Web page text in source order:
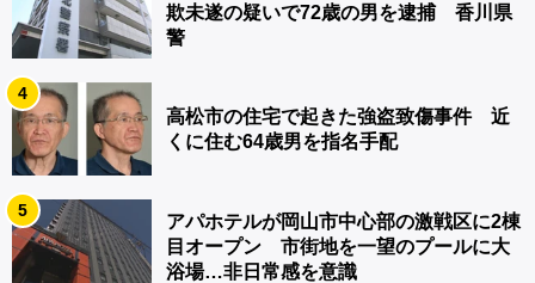
欺未遂の疑いで72歳の男を逮捕 香川県
警
4
高松市の住宅で起きた強盗致傷事件 近
くに住む64歳男を指名手配
5
アパホテルが岡山市中心部の激戦区に2棟
目オープン 市街地を一望のプールに大
浴場…非日常感を意識